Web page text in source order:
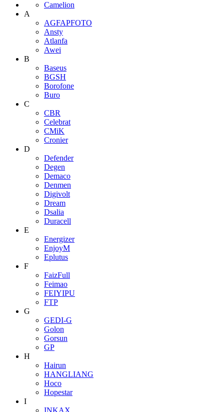
Camelion
A
AGFAPFOTO
Ansty
Atlanfa
Awei
B
Baseus
BGSH
Borofone
Buro
C
CBR
Celebrat
CMiK
Cronier
D
Defender
Degen
Demaco
Denmen
Digivolt
Dream
Dsalia
Duracell
E
Energizer
EnjoyM
Eplutus
F
FaizFull
Feimao
FEIYIPU
FTP
G
GEDI-G
Golon
Gorsun
GP
H
Hairun
HANGLIANG
Hoco
Hopestar
I
INKAX